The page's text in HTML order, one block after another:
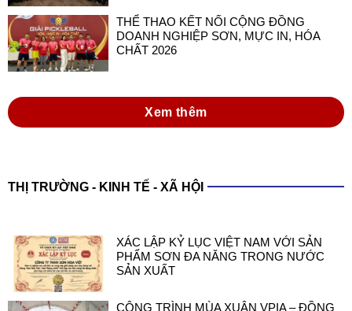
THỂ THAO KẾT NỐI CỘNG ĐỒNG
DOANH NGHIỆP SƠN, MỰC IN, HÓA
CHẤT 2026
Xem thêm
THỊ TRƯỜNG - KINH TẾ - XÃ HỘI
XÁC LẬP KỶ LỤC VIỆT NAM VỚI SẢN
PHẨM SƠN ĐA NĂNG TRONG NƯỚC
SẢN XUẤT
CÔNG TRÌNH MÙA XUÂN VPIA – ĐỒNG